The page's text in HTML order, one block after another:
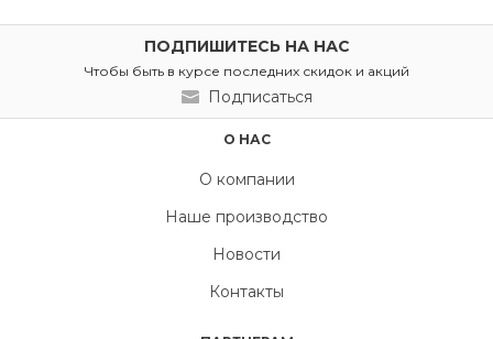
ПОДПИШИТЕСЬ НА НАС
Чтобы быть в курсе последних скидок и акций
Подписаться
О НАС
О компании
Наше производство
Новости
Контакты